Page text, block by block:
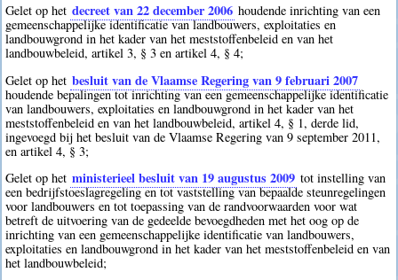
Gelet op het decreet van 22 december 2006 houdende inrichting van een
gemeenschappelijke identificatie van landbouwers, exploitaties en
landbouwgrond in het kader van het meststoffenbeleid en van het
landbouwbeleid, artikel 3, § 3 en artikel 4, § 4;
Gelet op het besluit van de Vlaamse Regering van 9 februari 2007
houdende bepalingen tot inrichting van een gemeenschappelijke identificatie
van landbouwers, exploitaties en landbouwgrond in het kader van het
meststoffenbeleid en van het landbouwbeleid, artikel 4, § 1, derde lid,
ingevoegd bij het besluit van de Vlaamse Regering van 9 september 2011,
en artikel 4, § 3;
Gelet op het ministerieel besluit van 19 augustus 2009 tot instelling van
een bedrijfstoeslagregeling en tot vaststelling van bepaalde steunregelingen
voor landbouwers en tot toepassing van de randvoorwaarden voor wat
betreft de uitvoering van de gedeelde bevoegdheden met het oog op de
inrichting van een gemeenschappelijke identificatie van landbouwers,
exploitaties en landbouwgrond in het kader van het meststoffenbeleid en van
het landbouwbeleid;